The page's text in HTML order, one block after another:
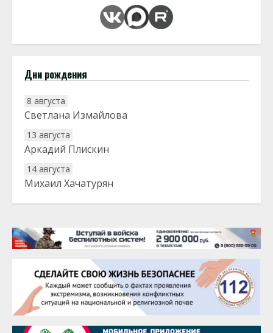
Дни рождения
8 августа
Светлана Измайлова
13 августа
Аркадий Плискин
14 августа
Михаил Хачатурян
20 августа
22 августа
Евгений Ефимов
25 августа
Сэсэгма Бубеева
28 августа
Чингиз Мустафаев